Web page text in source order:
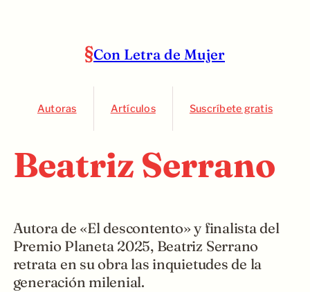
Con Letra de Mujer
Autoras Artículos Suscríbete gratis
Beatriz Serrano
Autora de «El descontento» y finalista del
Premio Planeta 2025, Beatriz Serrano
retrata en su obra las inquietudes de la
generación milenial.